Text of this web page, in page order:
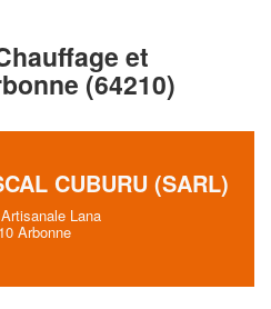
et
(64210)
CUBURU (SARL)
Lana
Arbonne